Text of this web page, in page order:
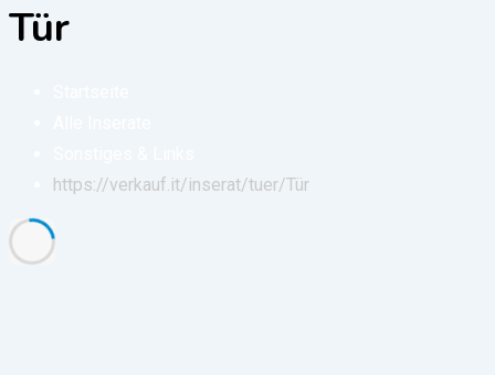
Tür
https://verkauf.it/inserat/tuer/Tür